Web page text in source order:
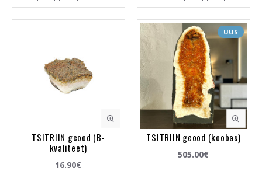
TSITRIIN geood (B-
kvaliteet)
16.90€
UUS
TSITRIIN geood (koobas)
505.00€